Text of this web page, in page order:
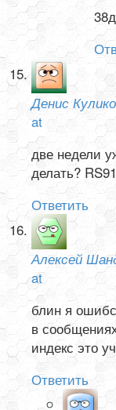
Денис
at
две недели
делать?
Ответить
Алексей
at
блин я
в
индекс это
Ответить